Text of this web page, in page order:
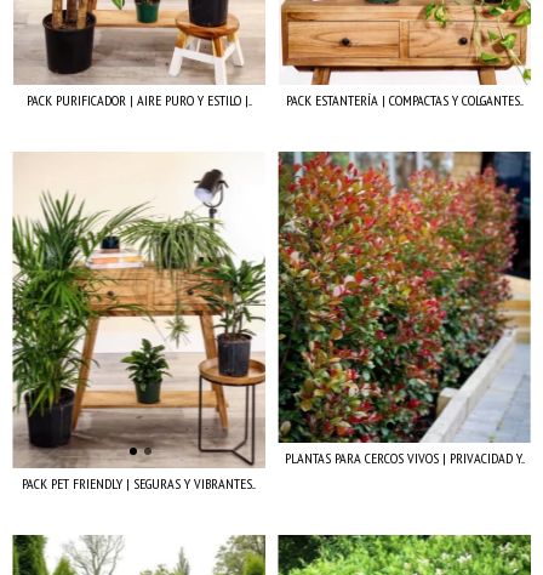
PACK PURIFICADOR | AIRE PURO Y ESTILO |... PACK ESTANTERÍA | COMPACTAS Y COLGANTES...
PACK PET FRIENDLY | SEGURAS Y VIBRANTES...
PLANTAS PARA CERCOS VIVOS | PRIVACIDAD Y...